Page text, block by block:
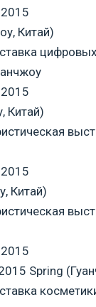
Китай)
цифровых
Китай)
Китай)
Spring